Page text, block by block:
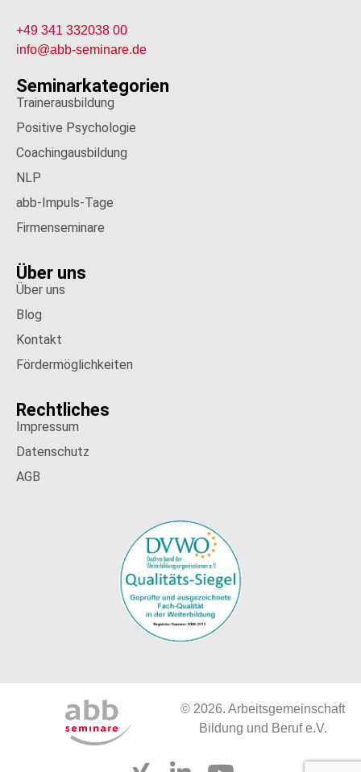
+49 341 332038 00
info@abb-seminare.de
Seminarkategorien
Trainerausbildung
Positive Psychologie
Coachingausbildung
NLP
abb-Impuls-Tage
Firmenseminare
Über uns
Über uns
Blog
Kontakt
Fördermöglichkeiten
Rechtliches
Impressum
Datenschutz
AGB
© 2026. Arbeitsgemeinschaft
Bildung und Beruf e.V.